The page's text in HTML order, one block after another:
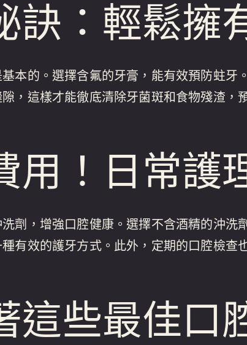
訣：輕鬆擁
本的。選擇含氟的牙膏，能有效預防蛀牙
，這樣才能徹底清除牙菌斑和食物殘渣，
用！日常護
劑，增強口腔健康。選擇不含酒精的沖洗
有效的護牙方式。此外，定期的口腔檢查
這些最佳口